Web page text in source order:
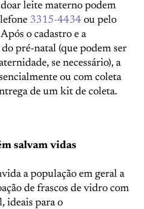
leite materno podem
3315-4434 ou pelo
o cadastro e a
do pré-natal (que podem ser
se necessário), a
ou com coleta
de um kit de coleta.
salvam vidas
a população em geral a
de frascos de vidro com
ideais para o